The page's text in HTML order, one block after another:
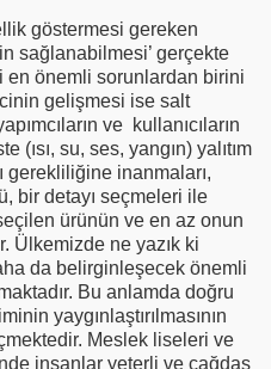
göstermesi gereken
sağlanabilmesi’ gerçekte
en önemli sorunlardan birini
gelişmesi ise salt
ve kullanıcıların
(ısı, su, ses, yangın) yalıtım
gerekliliğine inanmaları,
bir detayı seçmeleri ile
ürünün ve en az onun
Ülkemizde ne yazık ki
da belirginleşecek önemli
Bu anlamda doğru
yaygınlaştırılmasının
Meslek liseleri ve
insanlar yeterli ve çağdaş